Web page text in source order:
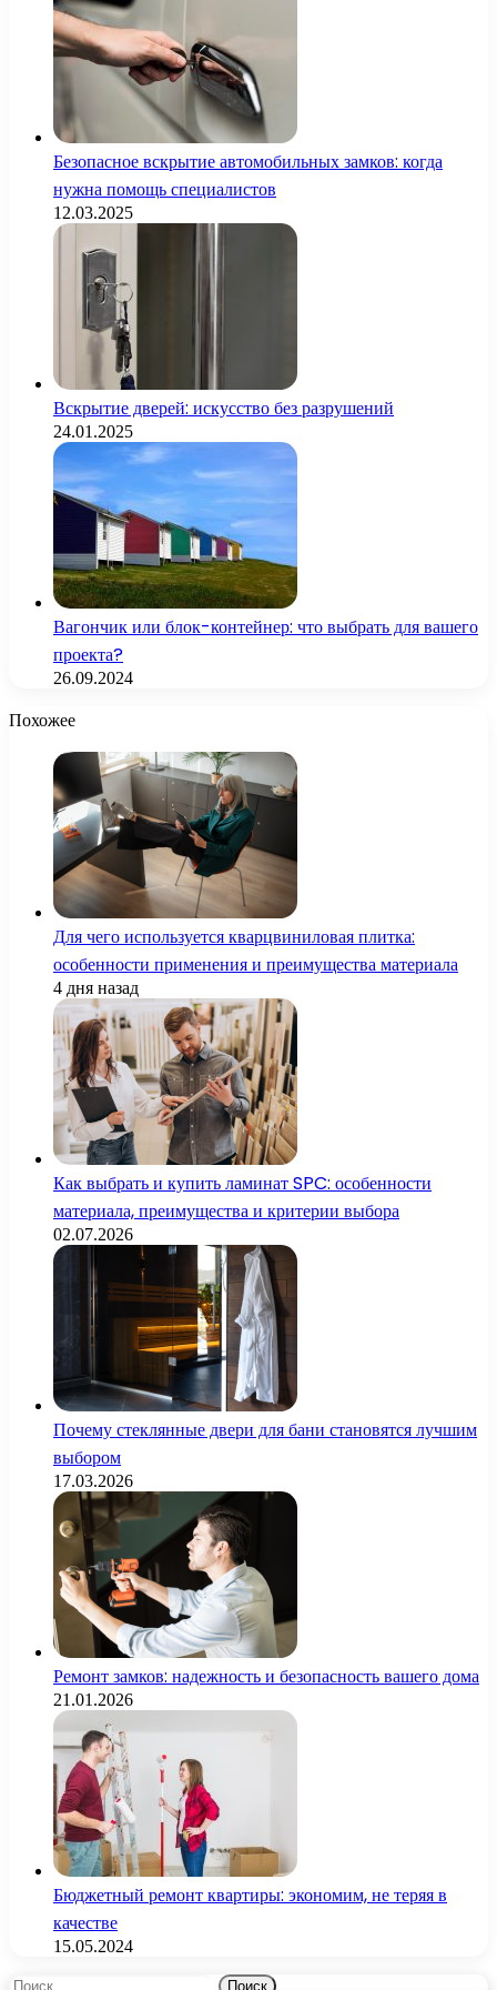
Безопасное вскрытие автомобильных замков: когда
нужна помощь специалистов
12.03.2025
Вскрытие дверей: искусство без разрушений
24.01.2025
Вагончик или блок-контейнер: что выбрать для вашего
проекта?
26.09.2024
Похожее
Для чего используется кварцвиниловая плитка:
особенности применения и преимущества материала
4 дня назад
Как выбрать и купить ламинат SPC: особенности
материала, преимущества и критерии выбора
02.07.2026
Почему стеклянные двери для бани становятся лучшим
выбором
17.03.2026
Ремонт замков: надежность и безопасность вашего дома
21.01.2026
Бюджетный ремонт квартиры: экономим, не теряя в
качестве
15.05.2024
Найти: